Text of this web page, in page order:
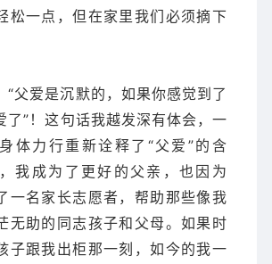
松一点，但在家里我们必须摘下
“父爱是沉默的，如果你感觉到了
了”！这句话我越发深有体会，一
体力行重新诠释了“父爱”的含
我成为了更好的父亲，也因为
一名家长志愿者，帮助那些像我
无助的同志孩子和父母。如果时
子跟我出柜那一刻，如今的我一